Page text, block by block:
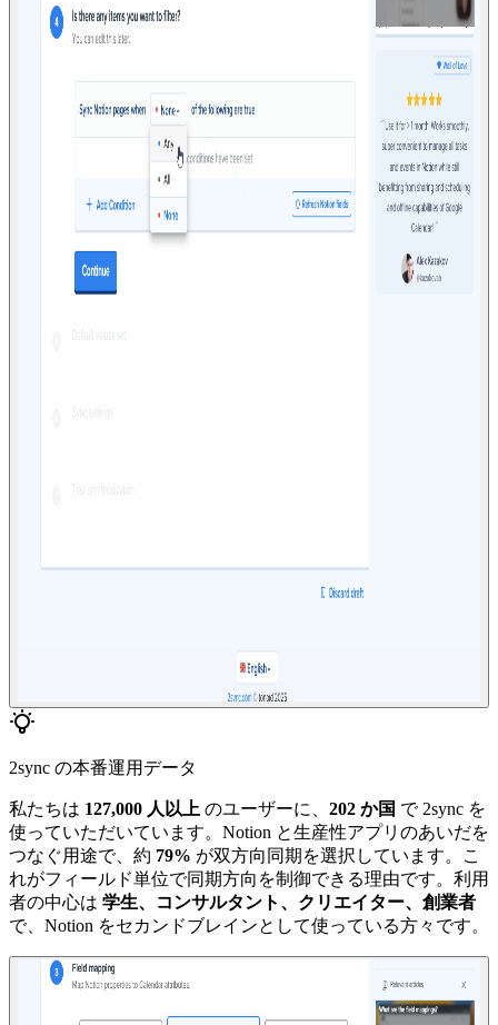
2sync の本番運用データ
私たちは 127,000 人以上 のユーザーに、 202 か国 で 2sync を
使っていただいています。Notion と生産性アプリのあいだを
つなぐ用途で、約 79% が双方向同期を選択しています。こ
れがフィールド単位で同期方向を制御できる理由です。利用
者の中心は 学生、コンサルタント、クリエイター、創業者
で、Notion をセカンドブレインとして使っている方々です。